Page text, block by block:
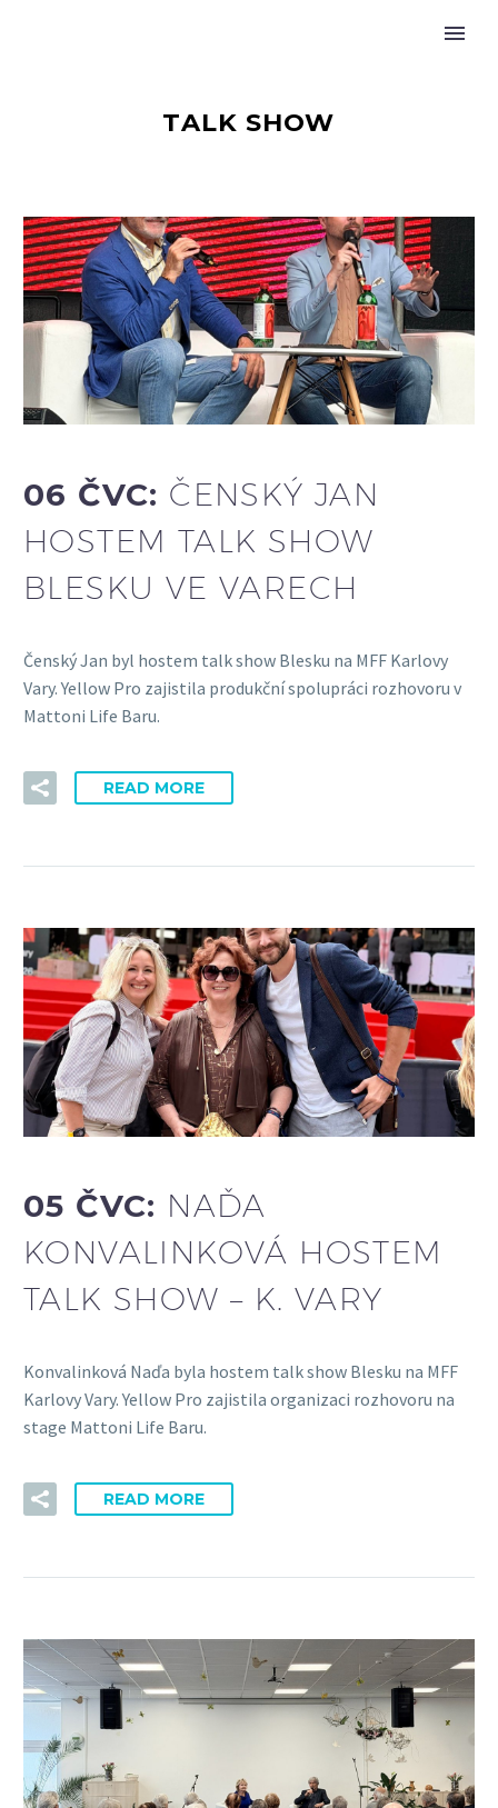
TALK SHOW
06 ČVC: ČENSKÝ JAN
HOSTEM TALK SHOW
BLESKU VE VARECH
Čenský Jan byl hostem talk show Blesku na MFF Karlovy
Vary. Yellow Pro zajistila produkční spolupráci rozhovoru v
Mattoni Life Baru.
READ MORE
05 ČVC: NAĎA
KONVALINKOVÁ HOSTEM
TALK SHOW – K. VARY
Konvalinková Naďa byla hostem talk show Blesku na MFF
Karlovy Vary. Yellow Pro zajistila organizaci rozhovoru na
stage Mattoni Life Baru.
READ MORE